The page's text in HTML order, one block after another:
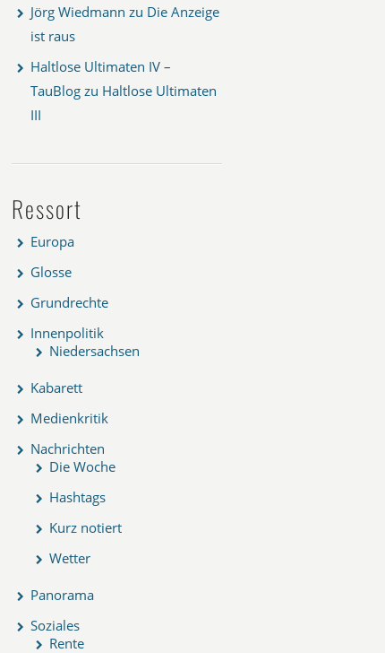
Jörg Wiedmann zu Die Anzeige
ist raus
Haltlose Ultimaten IV –
TauBlog zu Haltlose Ultimaten
III
Ressort
Europa
Glosse
Grundrechte
Innenpolitik
Niedersachsen
Kabarett
Medienkritik
Nachrichten
Die Woche
Hashtags
Kurz notiert
Wetter
Panorama
Soziales
Rente